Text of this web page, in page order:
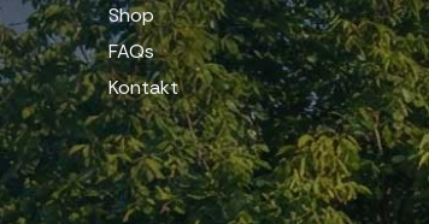
Shop
FAQs
Kontakt